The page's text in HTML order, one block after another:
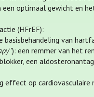
optimaal gewicht en
(HFrEF):
basisbehandeling van
”): een remmer van het
een
effect op